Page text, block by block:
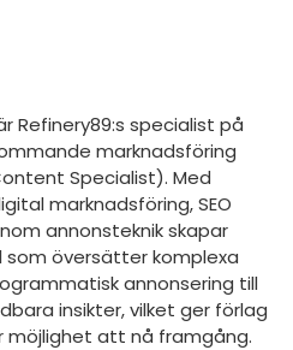
Refinery89:s specialist på
marknadsföring
Specialist). Med
marknadsföring, SEO
annonsteknik skapar
som översätter komplexa
annonsering till
insikter, vilket ger förlag
möjlighet att nå framgång.